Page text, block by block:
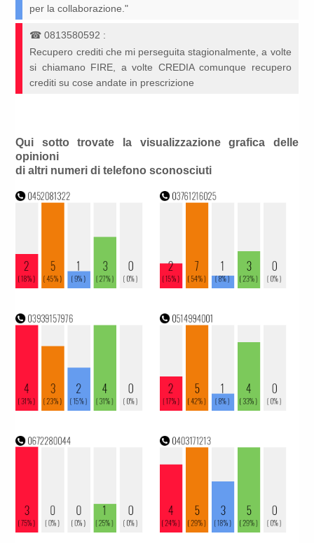
per la collaborazione."
☎0813580592 :
Recupero crediti che mi perseguita stagionalmente, a volte
si chiamano FIRE, a volte CREDIA comunque recupero
crediti su cose andate in prescrizione
Qui sotto trovate la visualizzazione grafica delle
opinioni
di altri numeri di telefono sconosciuti